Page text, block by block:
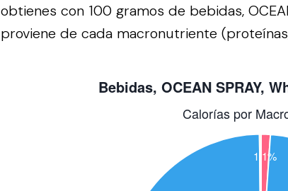
obtienes con 100 gramos de bebidas,
proviene de cada macronutriente